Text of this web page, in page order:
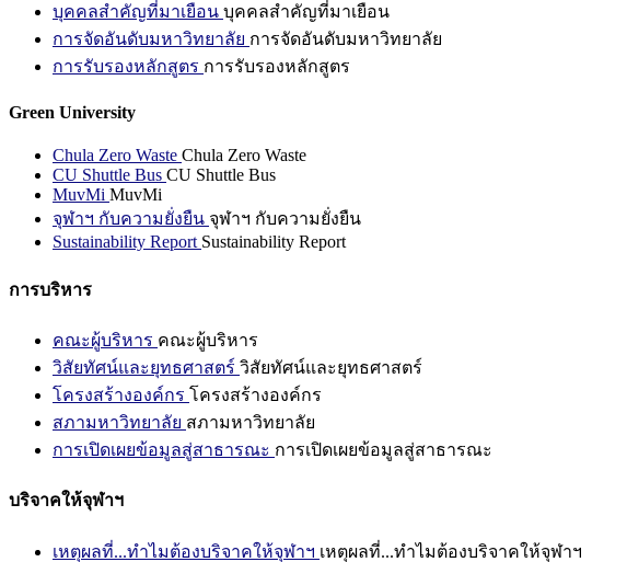
บุคคลสำคัญที่มาเยือน บุคคลสำคัญที่มาเยือน
การจัดอันดับมหาวิทยาลัย การจัดอันดับมหาวิทยาลัย
การรับรองหลักสูตร การรับรองหลักสูตร
Green University
Chula Zero Waste Chula Zero Waste
CU Shuttle Bus CU Shuttle Bus
MuvMi MuvMi
จุฬาฯ กับความยั่งยืน จุฬาฯ กับความยั่งยืน
Sustainability Report Sustainability Report
การบริหาร
คณะผู้บริหาร คณะผู้บริหาร
วิสัยทัศน์และยุทธศาสตร์ วิสัยทัศน์และยุทธศาสตร์
โครงสร้างองค์กร โครงสร้างองค์กร
สภามหาวิทยาลัย สภามหาวิทยาลัย
การเปิดเผยข้อมูลสู่สาธารณะ การเปิดเผยข้อมูลสู่สาธารณะ
บริจาคให้จุฬาฯ
เหตุผลที่...ทำไมต้องบริจาคให้จุฬาฯ เหตุผลที่...ทำไมต้องบริจาคให้จุฬาฯ